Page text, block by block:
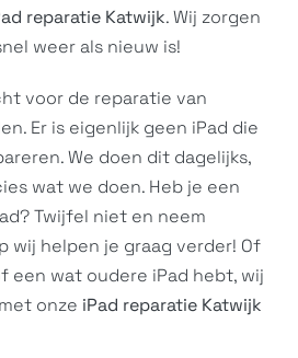
reparatie Katwijk. Wij zorgen
weer als nieuw is!
voor de reparatie van
Er is eigenlijk geen iPad die
We doen dit dagelijks,
wat we doen. Heb je een
Twijfel niet en neem
wij helpen je graag verder! Of
een wat oudere iPad hebt, wij
onze iPad reparatie Katwijk